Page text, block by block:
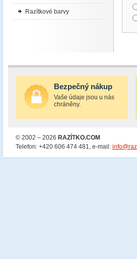
Razítkové barvy
Bezpečný nákup
Vaše údaje jsou u nás
chráněny.
© 2002 – 2026 RAZÍTKO.COM
Telefon: +420 606 474 481, e-mail: